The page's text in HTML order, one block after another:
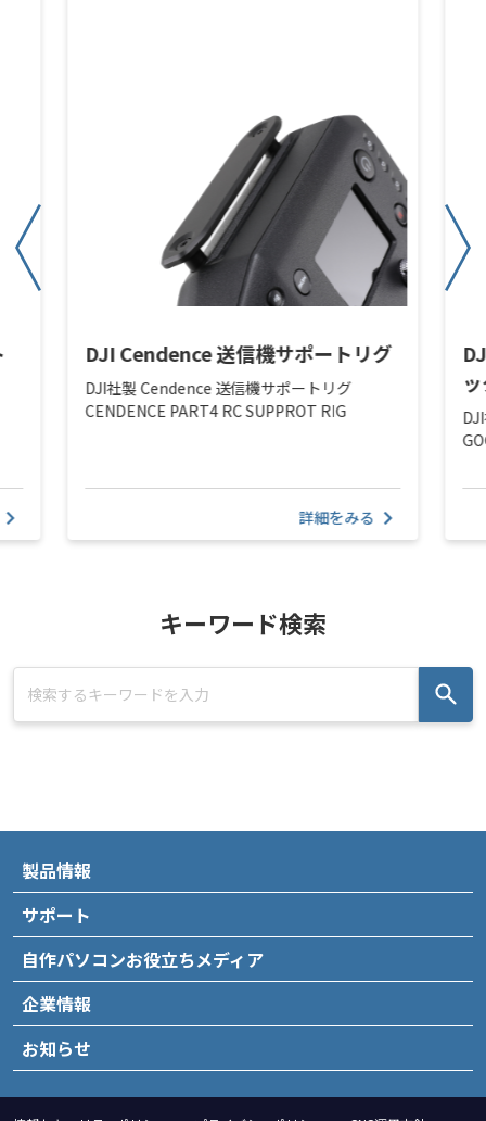
DJI Cendence 送信機サポートリグ
DJI社製 Cendence 送信機サポートリグ
CENDENCE PART4 RC SUPPROT RIG
詳細をみる
キーワード検索
製品情報
サポート
自作パソコンお役立ちメディア
企業情報
お知らせ